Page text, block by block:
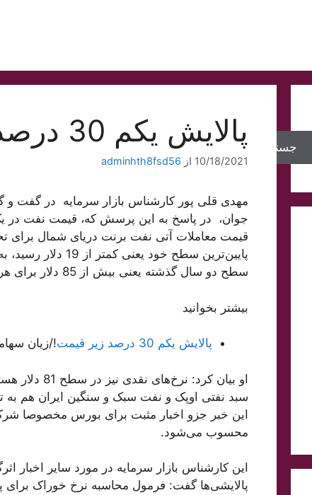
پالایش یکم 30 درصد زیر قیمت
10/18/2021 از adminhth8fsd56
مهدی قلی پور کارشناس بازار سرمایه در گفت و
جوان، در پاسخ به این پرسش که، قیمت نفت در
پایین‌ترین سطح خود
سطح دو سال گذشته یعنی بیش از 85 دلار برای هر بشکه رسید.
بیشتر بخوانید
پالایش یکم 30 درصد زیر قیمت !/زیان
او بیان
این خبر جزو اخبار مثبت برای بورس مخصوصا
محسوب می‌شود.
این کارشناس بازار سرمایه در مورد سایر اخبار
پالایشی‌ها گفت: فرمول محاسبه نرخ خوراک برای
جستجو